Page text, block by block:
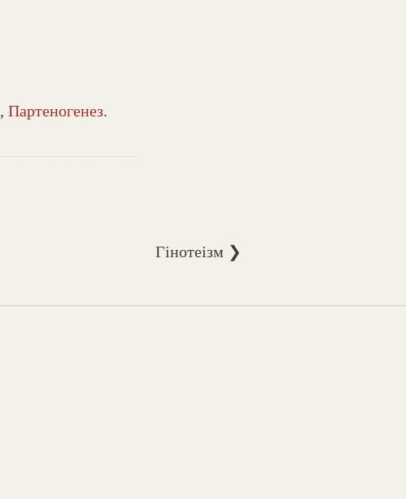
, Партеногенез.
Гінотеізм ❯